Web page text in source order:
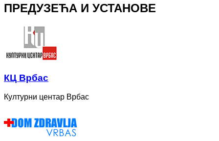
ПРЕДУЗЕЋА И УСТАНОВЕ
КЦ Врбас
Културни центар Врбас